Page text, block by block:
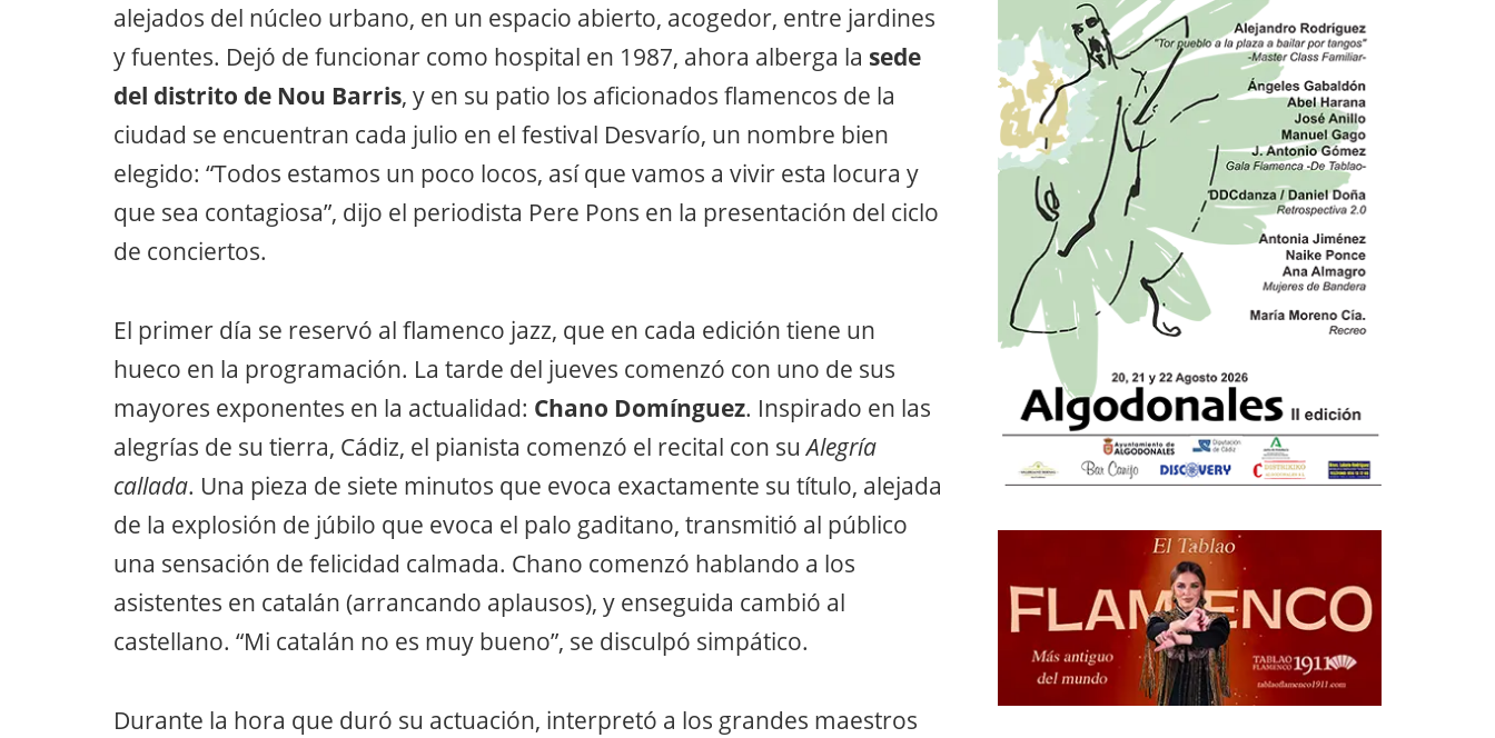
alejados del núcleo urbano, en un espacio abierto, acogedor, entre jardines
y fuentes. Dejó de funcionar como hospital en 1987, ahora alberga la sede
del distrito de Nou Barris, y en su patio los aficionados flamencos de la
ciudad se encuentran cada julio en el festival Desvarío, un nombre bien
elegido: “Todos estamos un poco locos, así que vamos a vivir esta locura y
que sea contagiosa”, dijo el periodista Pere Pons en la presentación del ciclo
de conciertos.
El primer día se reservó al flamenco jazz, que en cada edición tiene un
hueco en la programación. La tarde del jueves comenzó con uno de sus
mayores exponentes en la actualidad: Chano Domínguez. Inspirado en las
alegrías de su tierra, Cádiz, el pianista comenzó el recital con suAlegría
callada. Una pieza de siete minutos que evoca exactamente su título, alejada
de la explosión de júbilo que evoca el palo gaditano, transmitió al público
una sensación de felicidad calmada. Chano comenzó hablando a los
asistentes en catalán (arrancando aplausos), y enseguida cambió al
castellano. “Mi catalán no es muy bueno”, se disculpó simpático.
Durante la hora que duró su actuación, interpretó a los grandes maestros